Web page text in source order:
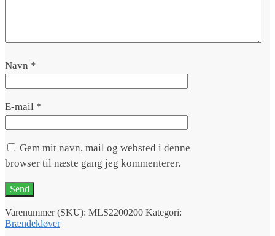
Navn *
E-mail *
Gem mit navn, mail og websted i denne
browser til næste gang jeg kommenterer.
Varenummer (SKU): MLS2200200 Kategori:
Brændekløver